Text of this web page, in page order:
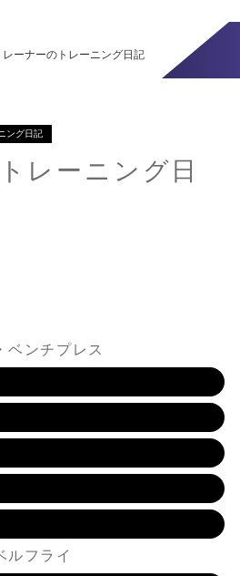
レーナーのトレーニング日記
ング日記
レーニング日
ベンチプレス
ルフライ